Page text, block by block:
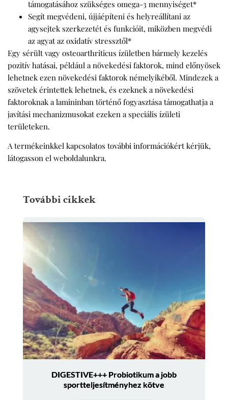
támogatásához szükséges omega-3 mennyiséget*
Segít megvédeni, újjáépíteni és helyreállítani az
agysejtek szerkezetét és funkcióit, miközben megvédi
az agyat az oxidatív stressztől*
Egy sérült vagy osteoarthriticus ízületben bármely kezelés
pozitív hatásai, például a növekedési faktorok, mind előnyösek
lehetnek ezen növekedési faktorok némelyikéből. Mindezek a
szövetek érintettek lehetnek, és ezeknek a növekedési
faktoroknak a lamininban történő fogyasztása támogathatja a
javítási mechanizmusokat ezeken a speciális ízületi
területeken.
A termékeinkkel kapcsolatos további információkért kérjük,
látogasson el weboldalunkra.
További cikkek
DIGESTIVE+++ Probiotikum a jobb
sportteljesítményhez kötve